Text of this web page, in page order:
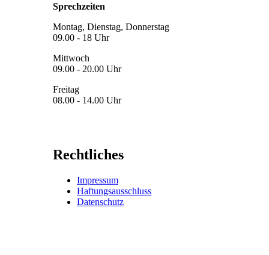
Sprechzeiten
Montag, Dienstag, Donnerstag
09.00 - 18 Uhr
Mittwoch
09.00 - 20.00 Uhr
Freitag
08.00 - 14.00 Uhr
Rechtliches
Impressum
Haftungsausschluss
Datenschutz